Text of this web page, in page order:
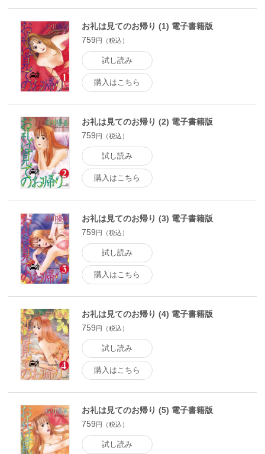
お礼は見てのお帰り (1) 電子書籍版
759円（税込）
試し読み
購入はこちら
お礼は見てのお帰り (2) 電子書籍版
759 円（税込）
試し読み
購入はこちら
お礼は見てのお帰り (3) 電子書籍版
759円（税込）
試し読み
購入はこちら
お礼は見てのお帰り (4) 電子書籍版
759円（税込）
試し読み
購入はこちら
お礼は見てのお帰り (5) 電子書籍版
759 円（税込）
試し読み